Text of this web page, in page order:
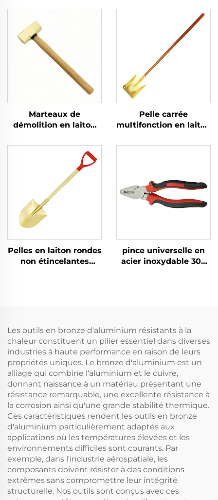
Marteaux de
démolition en laiton
bois non étincelants,
pour utilisation dans
les lieux inflammables
et explosifs
Pelle carrée
multifonction en laiton
Made in China pour
à protection contre les
explosions
Pelles en laiton rondes
non étincelantes
pince universelle en
acier inoxydable 304
Les outils en bronze d'aluminium résistants à la
chaleur constituent un pilier essentiel dans diverses
industries à haute performance en raison de leurs
propriétés uniques. Le bronze d'aluminium est un
alliage qui combine l'aluminium et le cuivre,
donnant naissance à un matériau présentant une
résistance remarquable, une excellente résistance à
la corrosion ainsi qu'une grande stabilité thermique.
Ces caractéristiques rendent les outils en bronze
d'aluminium particulièrement adaptés aux
applications où les températures élevées et les
environnements difficiles sont courants. Par
exemple, dans l'industrie aérospatiale, les
composants doivent résister à des conditions
extrêmes sans compromettre leur intégrité
structurelle. Nos outils sont conçus avec ces